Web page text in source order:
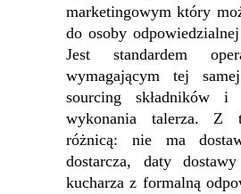
marketingowym który
do osoby
Jest standardem
wymagającym tej
sourcing składników i
wykonania talerza. Z
różnicą: nie ma
dostarcza, daty
kucharza z formalną